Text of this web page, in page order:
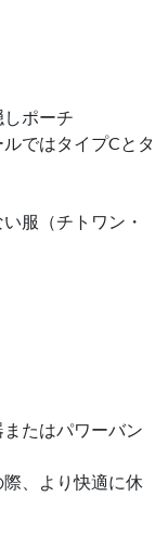
ポーチ
ではタイプCとタ
服（チトワン・
たはパワーバン
、より快適に休